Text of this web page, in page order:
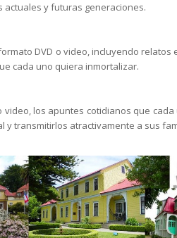
y futuras generaciones.
DVD o video, incluyendo
cada uno quiera inmortalizar.
video, los apuntes cotidianos que
transmitirlos atractivamente a sus